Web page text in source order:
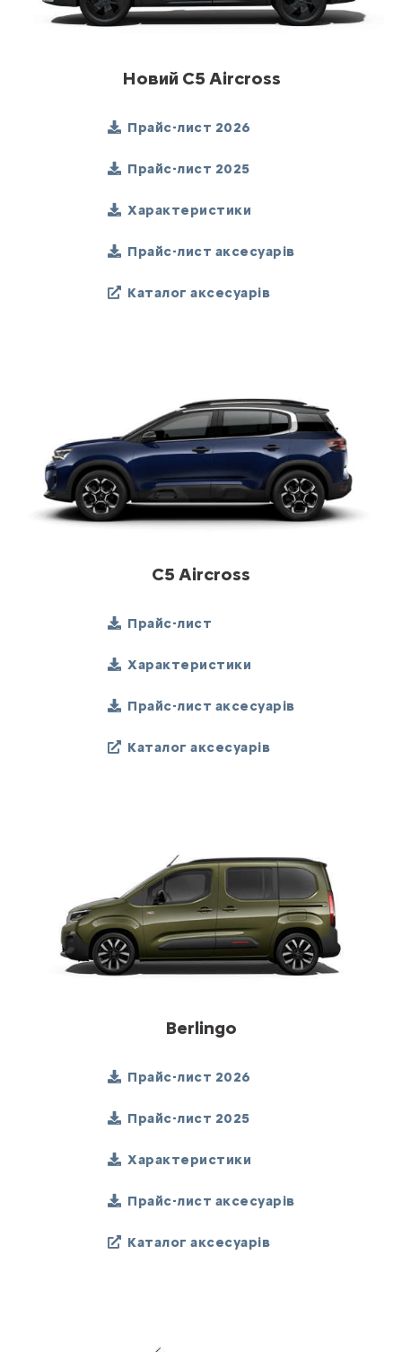
Новий C5 Aircross
Прайс-лист 2026
Прайс-лист 2025
Характеристики
Прайс-лист аксесуарів
Каталог аксесуарів
C5 Aircross
Прайс-лист
Характеристики
Прайс-лист аксесуарів
Каталог аксесуарів
Berlingo
Прайс-лист 2026
Прайс-лист 2025
Характеристики
Прайс-лист аксесуарів
Каталог аксесуарів